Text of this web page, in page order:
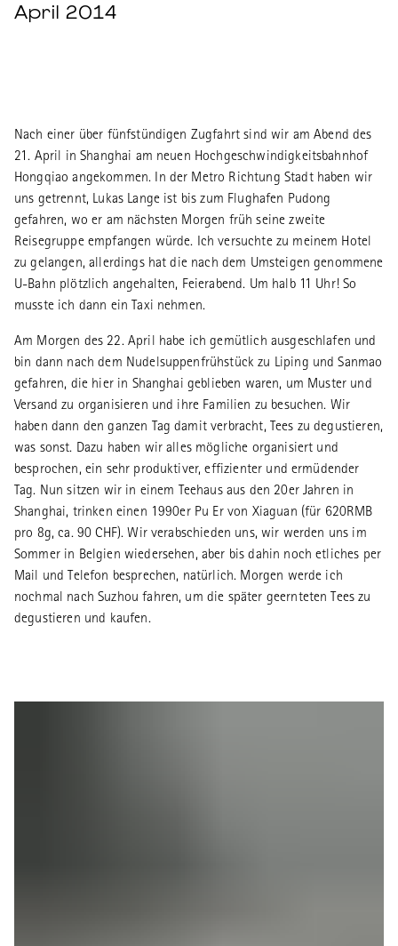
April 2014
Nach einer über fünfstündigen Zugfahrt sind wir am Abend des
21. April in Shanghai am neuen Hochgeschwindigkeitsbahnhof
Hongqiao angekommen. In der Metro Richtung Stadt haben wir
uns getrennt, Lukas Lange ist bis zum Flughafen Pudong
gefahren, wo er am nächsten Morgen früh seine zweite
Reisegruppe empfangen würde. Ich versuchte zu meinem Hotel
zu gelangen, allerdings hat die nach dem Umsteigen genommene
U-Bahn plötzlich angehalten, Feierabend. Um halb 11 Uhr! So
musste ich dann ein Taxi nehmen.
Am Morgen des 22. April habe ich gemütlich ausgeschlafen und
bin dann nach dem Nudelsuppenfrühstück zu Liping und Sanmao
gefahren, die hier in Shanghai geblieben waren, um Muster und
Versand zu organisieren und ihre Familien zu besuchen. Wir
haben dann den ganzen Tag damit verbracht, Tees zu degustieren,
was sonst. Dazu haben wir alles mögliche organisiert und
besprochen, ein sehr produktiver, effizienter und ermüdender
Tag. Nun sitzen wir in einem Teehaus aus den 20er Jahren in
Shanghai, trinken einen 1990er Pu Er von Xiaguan (für 620RMB
pro 8g, ca. 90 CHF). Wir verabschieden uns, wir werden uns im
Sommer in Belgien wiedersehen, aber bis dahin noch etliches per
Mail und Telefon besprechen, natürlich. Morgen werde ich
nochmal nach Suzhou fahren, um die später geernteten Tees zu
degustieren und kaufen.